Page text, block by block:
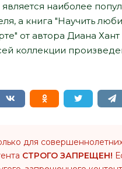
является наиболее
а книга "Научить
от автора Диана Хант
коллекции
для
СТРОГО ЗАПРЕЩЕН!